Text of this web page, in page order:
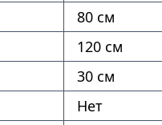
80 см
120 см
30 см
Нет